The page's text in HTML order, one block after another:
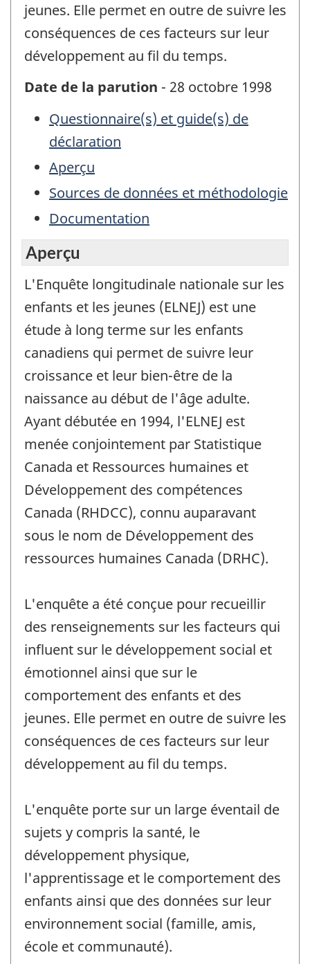
jeunes. Elle permet en outre de suivre les
conséquences de ces facteurs sur leur
développement au fil du temps.
Date de la parution - 28 octobre 1998
Questionnaire(s) et guide(s) de
déclaration
Aperçu
Sources de données et méthodologie
Documentation
Aperçu
L'Enquête longitudinale nationale sur les
enfants et les jeunes (ELNEJ) est une
étude à long terme sur les enfants
canadiens qui permet de suivre leur
croissance et leur bien-être de la
naissance au début de l'âge adulte.
Ayant débutée en 1994, l'ELNEJ est
menée conjointement par Statistique
Canada et Ressources humaines et
Développement des compétences
Canada (RHDCC), connu auparavant
sous le nom de Développement des
ressources humaines Canada (DRHC).
L'enquête a été conçue pour recueillir
des renseignements sur les facteurs qui
influent sur le développement social et
émotionnel ainsi que sur le
comportement des enfants et des
jeunes. Elle permet en outre de suivre les
conséquences de ces facteurs sur leur
développement au fil du temps.
L'enquête porte sur un large éventail de
sujets y compris la santé, le
développement physique,
l'apprentissage et le comportement des
enfants ainsi que des données sur leur
environnement social (famille, amis,
école et communauté).